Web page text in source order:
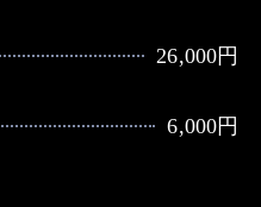
26,000円
6,000円